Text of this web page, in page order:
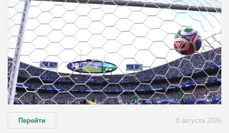
Перейти 8 августа 2026